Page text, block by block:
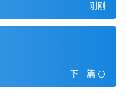
刚刚
下一篇